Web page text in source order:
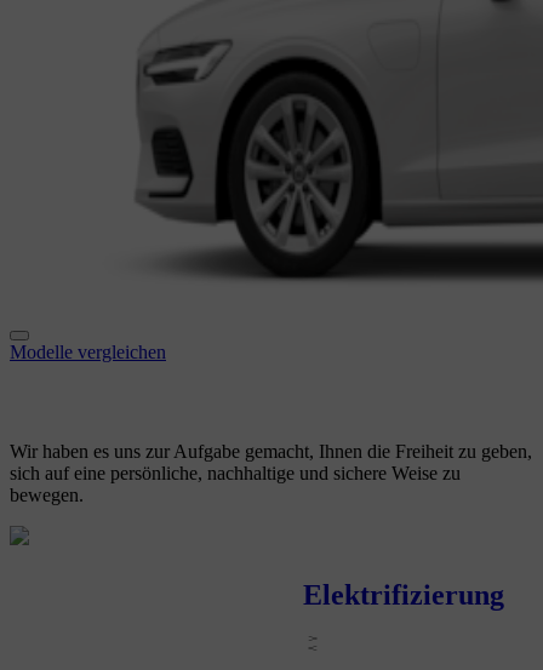
Modelle vergleichen
Wir haben es uns zur Aufgabe gemacht, Ihnen die Freiheit zu geben,
sich auf eine persönliche, nachhaltige und sichere Weise zu
bewegen.
Elektrifizierung